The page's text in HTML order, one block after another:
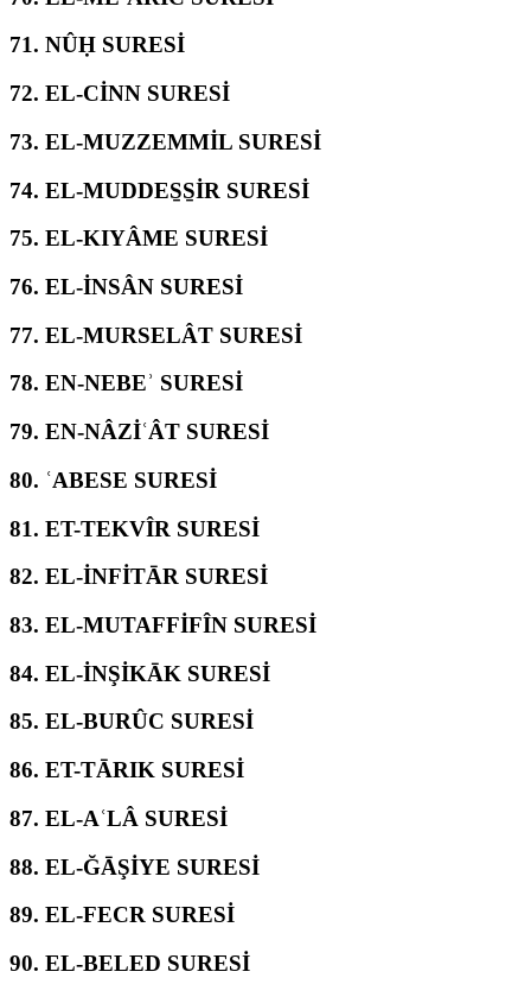
71. NÛḤ SURESİ
72. EL-CİNN SURESİ
73. EL-MUZZEMMİL SURESİ
74. EL-MUDDES̱S̱İR SURESİ
75. EL-KIYÂME SURESİ
76. EL-İNSÂN SURESİ
77. EL-MURSELÂT SURESİ
78. EN-NEBEʾ SURESİ
79. EN-NÂZİʿÂT SURESİ
80. ʿABESE SURESİ
81. ET-TEKVÎR SURESİ
82. EL-İNFİTĀR SURESİ
83. EL-MUTAFFİFÎN SURESİ
84. EL-İNŞİKĀK SURESİ
85. EL-BURÛC SURESİ
86. ET-TĀRIK SURESİ
87. EL-AʿLÂ SURESİ
88. EL-ĞĀŞİYE SURESİ
89. EL-FECR SURESİ
90. EL-BELED SURESİ